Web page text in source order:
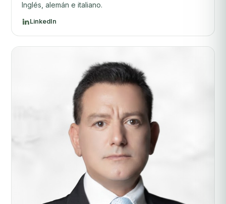
Inglés, alemán e italiano.
LinkedIn